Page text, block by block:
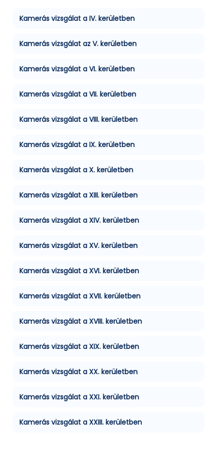
Kamerás vizsgálat a IV. kerületben
Kamerás vizsgálat az V. kerületben
Kamerás vizsgálat a VI. kerületben
Kamerás vizsgálat a VII. kerületben
Kamerás vizsgálat a VIII. kerületben
Kamerás vizsgálat a IX. kerületben
Kamerás vizsgálat a X. kerületben
Kamerás vizsgálat a XIII. kerületben
Kamerás vizsgálat a XIV. kerületben
Kamerás vizsgálat a XV. kerületben
Kamerás vizsgálat a XVI. kerületben
Kamerás vizsgálat a XVII. kerületben
Kamerás vizsgálat a XVIII. kerületben
Kamerás vizsgálat a XIX. kerületben
Kamerás vizsgálat a XX. kerületben
Kamerás vizsgálat a XXI. kerületben
Kamerás vizsgálat a XXIII. kerületben